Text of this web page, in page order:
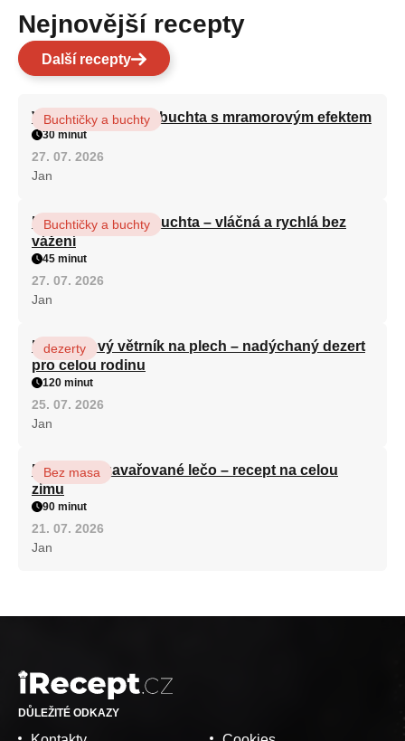
Nejnovější recepty
Další recepty
Vláčná olejová litá buchta s mramorovým efektem
Buchtičky a buchty
30 minut
27. 07. 2026
Jan
Hrnková maková buchta – vláčná a rychlá bez
vážení
Buchtičky a buchty
45 minut
27. 07. 2026
Jan
Karamelový větrník na plech – nadýchaný dezert
pro celou rodinu
dezerty
120 minut
25. 07. 2026
Jan
Babiččino zavařované lečo – recept na celou
zimu
Bez masa
90 minut
21. 07. 2026
Jan
DŮLEŽITÉ ODKAZY